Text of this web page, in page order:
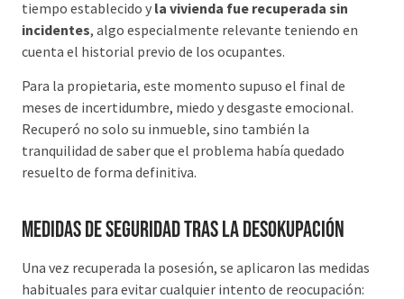
tiempo establecido y la vivienda fue recuperada sin
incidentes, algo especialmente relevante teniendo en
cuenta el historial previo de los ocupantes.
Para la propietaria, este momento supuso el final de
meses de incertidumbre, miedo y desgaste emocional.
Recuperó no solo su inmueble, sino también la
tranquilidad de saber que el problema había quedado
resuelto de forma definitiva.
Medidas de seguridad tras la desokupación
Una vez recuperada la posesión, se aplicaron las medidas
habituales para evitar cualquier intento de reocupación: